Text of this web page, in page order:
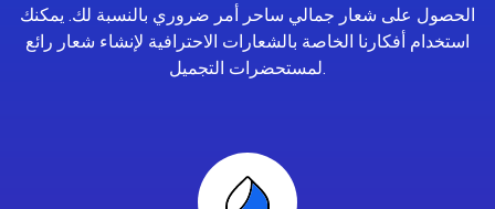
الحصول على شعار جمالي ساحر أمر ضروري بالنسبة لك. يمكنك
استخدام أفكارنا الخاصة بالشعارات الاحترافية لإنشاء شعار رائع
لمستحضرات التجميل.